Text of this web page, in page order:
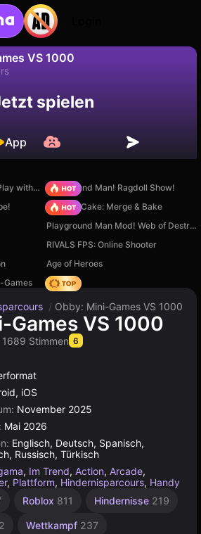
VS 1000
Nein
spielen
App
Sprunki World Online RP - Play with Friends!
Playground Man! Ragdoll Show!
Piece of Cake: Merge & Bake
Playground Man Mod! Web of Destruction!
RIVALS FPS: Online Shooter
Age of Heroes
Games
Hedgies
/ Obby: Mini-Games VS 1000
Games VS 1000
1689 Stimmen 6
iOS
November 2025
Mai 2026
Englisch, Deutsch, Spanisch,
Russisch, Türkisch
, Im Trend, Action, Arcade,
, Plattform, Hindernisparcours, Handy
Roblox 811 Hindernisse 219
Wettkampf 237